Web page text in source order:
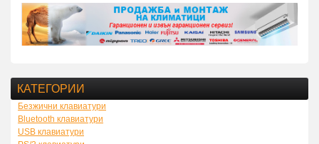
КАТЕГОРИИ
Безжични клавиатури
Bluetooth клавиатури
USB клавиатури